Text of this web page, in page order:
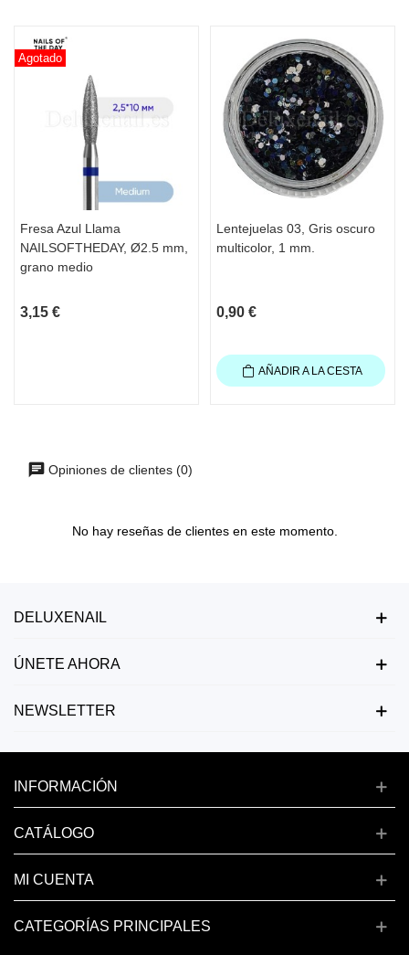
Agotado
Fresa Azul Llama
NAILSOFTHEDAY, Ø2.5 mm,
grano medio
3,15 €
Lentejuelas 03, Gris oscuro
multicolor, 1 mm.
0,90 €
AÑADIR A LA CESTA
Opiniones de clientes (0)
No hay reseñas de clientes en este momento.
DELUXENAIL
ÚNETE AHORA
NEWSLETTER
INFORMACIÓN
CATÁLOGO
MI CUENTA
CATEGORÍAS PRINCIPALES